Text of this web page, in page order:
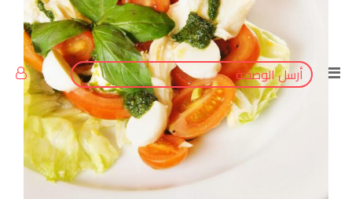
أرسل الوصفة
Pinterest